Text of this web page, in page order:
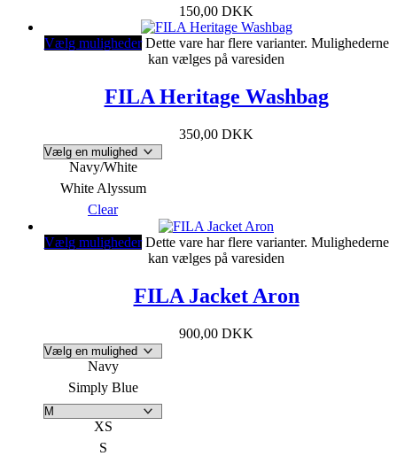
150,00 DKK
Vælg muligheder Dette vare har flere varianter. Mulighederne
kan vælges på varesiden
FILA Heritage Washbag
350,00 DKK
Navy/White
White Alyssum
Clear
Vælg muligheder Dette vare har flere varianter. Mulighederne
kan vælges på varesiden
FILA Jacket Aron
900,00 DKK
Navy
Simply Blue
XS
S